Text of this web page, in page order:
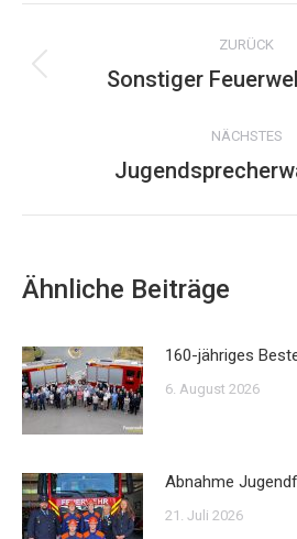
ZURÜCK
Sonstiger
NÄCHSTES
Ähnliche Beiträge
160-jähriges
6. August 2026
Abnahme
21. Juli 2026